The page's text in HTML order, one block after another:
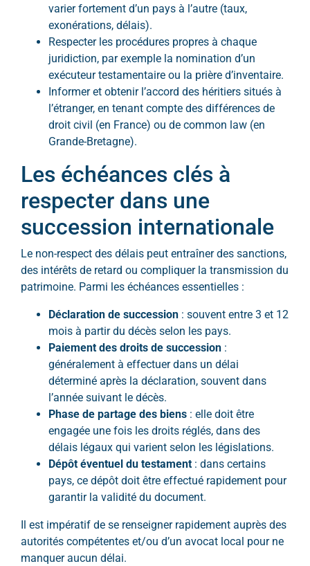
varier fortement d’un pays à l’autre (taux,
exonérations, délais).
Respecter les procédures propres à chaque
juridiction, par exemple la nomination d’un
exécuteur testamentaire ou la prière d’inventaire.
Informer et obtenir l’accord des héritiers situés à
l’étranger, en tenant compte des différences de
droit civil (en France) ou de common law (en
Grande-Bretagne).
Les échéances clés à
respecter dans une
succession internationale
Le non-respect des délais peut entraîner des sanctions,
des intérêts de retard ou compliquer la transmission du
patrimoine. Parmi les échéances essentielles :
Déclaration de succession : souvent entre 3 et 12
mois à partir du décès selon les pays.
Paiement des droits de succession :
généralement à effectuer dans un délai
déterminé après la déclaration, souvent dans
l’année suivant le décès.
Phase de partage des biens : elle doit être
engagée une fois les droits réglés, dans des
délais légaux qui varient selon les législations.
Dépôt éventuel du testament : dans certains
pays, ce dépôt doit être effectué rapidement pour
garantir la validité du document.
Il est impératif de se renseigner rapidement auprès des
autorités compétentes et/ou d’un avocat local pour ne
manquer aucun délai.